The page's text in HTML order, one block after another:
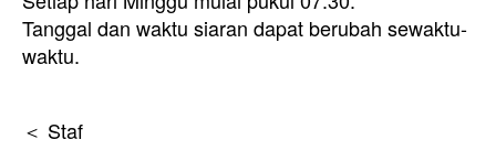
Tanggal dan waktu siaran dapat berubah sewaktu-
waktu.
＜ Staf